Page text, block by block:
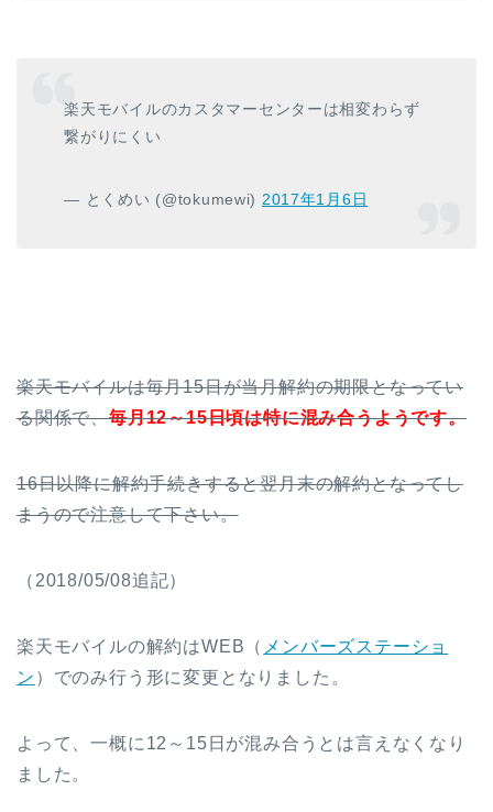
楽天モバイルのカスタマーセンターは相変わらず
繋がりにくい
— とくめい (@tokumewi) 2017年1月6日
楽天モバイルは毎月15日が当月解約の期限となってい
る関係で、毎月12～15日頃は特に混み合うようです。
16日以降に解約手続きすると翌月末の解約となってし
まうので注意して下さい。
（2018/05/08追記）
楽天モバイルの解約はWEB（ メンバーズステーショ
ン ）でのみ行う形に変更となりました。
よって、一概に12～15日が混み合うとは言えなくなり
ました。